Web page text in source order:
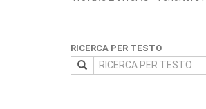
RICERCA PER TESTO